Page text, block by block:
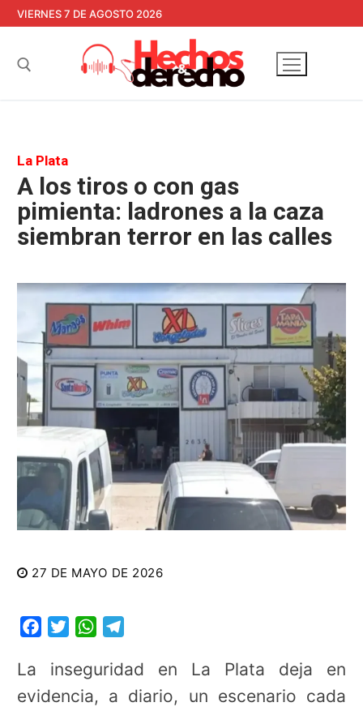
contenido
VIERNES 7 DE AGOSTO 2026
La Plata
A los tiros o con gas
pimienta: ladrones a la caza
siembran terror en las calles
27 DE MAYO DE 2026
FacebookTwitterWhatsApp
La inseguridad en La Plata deja en
evidencia, a diario, un escenario cada